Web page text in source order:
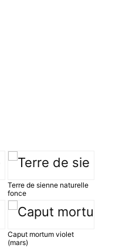
Terre de sienne naturelle
fonce
Caput mortum violet
(mars)